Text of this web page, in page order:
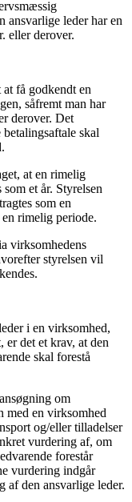
ansvarlige leder har en
eller derover.
få godkendt en
såfremt man har
derover. Det
skal
at en rimelig
et år. Styrelsen
som en
rimelig periode.
virksomhedens
styrelsen vil
i en virksomhed,
er det et krav, at den
skal forestå
om
med en virksomhed
og/eller tilladelser
vurdering af, om
forestår
vurdering indgår
af den ansvarlige leder.